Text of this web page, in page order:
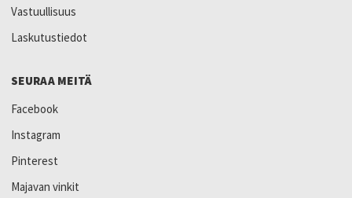
Vastuullisuus
Laskutustiedot
SEURAA MEITÄ
Facebook
Instagram
Pinterest
Majavan vinkit